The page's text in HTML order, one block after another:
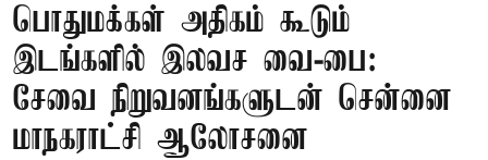
பொதுமக்கள் அதிகம் கூடும்
இடங்களில் இலவச வை-பை:
சேவை நிறுவனங்களுடன் சென்னை
மாநகராட்சி ஆலோசனை